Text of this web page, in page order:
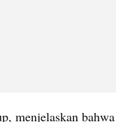
menjelaskan bahwa